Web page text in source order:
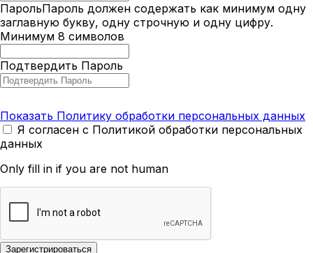
ПарольПароль должен содержать как минимум одну
заглавную букву, одну строчную и одну цифру.
Минимум 8 символов
Подтвердить Пароль
Показать Политику обработки персональных данных
Я согласен с Политикой обработки персональных
данных
Only fill in if you are not human